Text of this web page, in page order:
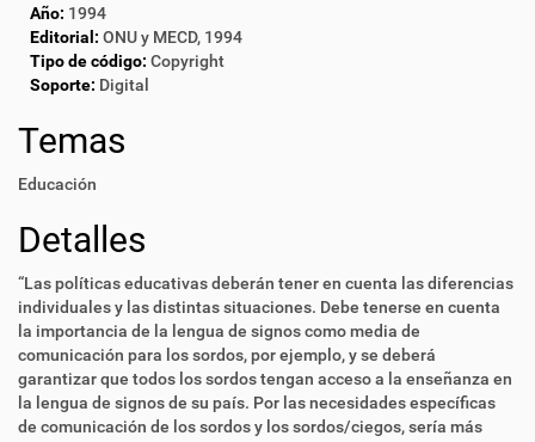
Año: 1994
Editorial: ONU y MECD, 1994
Tipo de código: Copyright
Soporte: Digital
Temas
Educación
Detalles
“Las políticas educativas deberán tener en cuenta las diferencias
individuales y las distintas situaciones. Debe tenerse en cuenta
la importancia de la lengua de signos como media de
comunicación para los sordos, por ejemplo, y se deberá
garantizar que todos los sordos tengan acceso a la enseñanza en
la lengua de signos de su país. Por las necesidades específicas
de comunicación de los sordos y los sordos/ciegos, sería más